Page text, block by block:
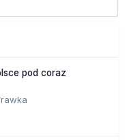
pod coraz